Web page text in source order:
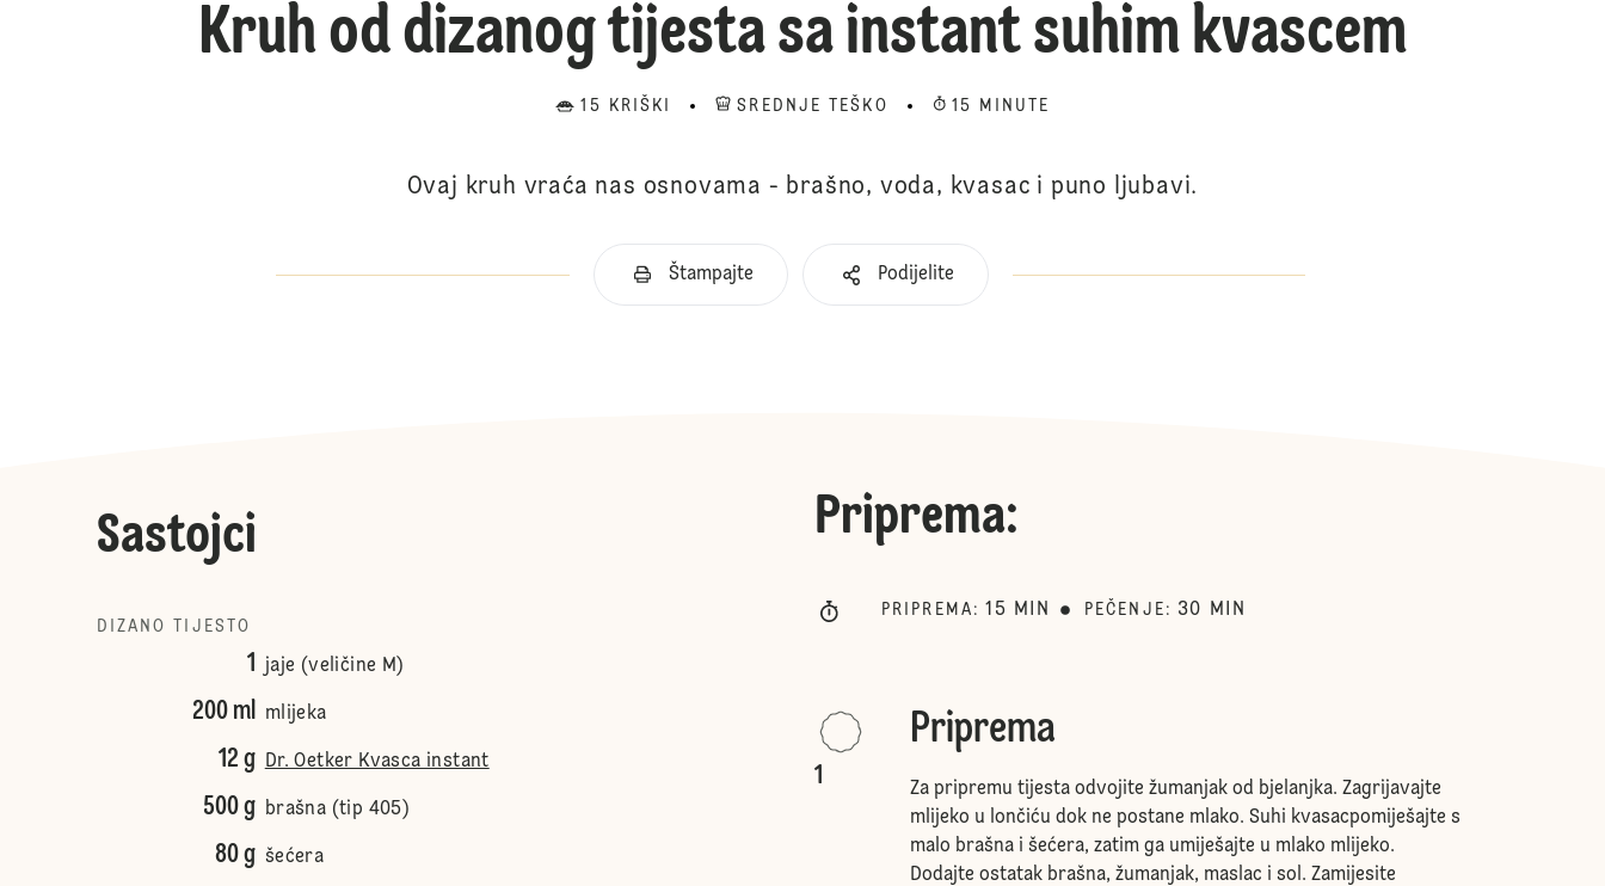
Kruh od dizanog tijesta sa instant suhim kvascem
15 KRIŠKI SREDNJE TEŠKO 15 MINUTE
Ovaj kruh vraća nas osnovama - brašno, voda, kvasac i puno ljubavi.
Štampajte Podijelite
Sastojci
DIZANO TIJESTO
1 jaje (veličine M)
200 ml mlijeka
12 g Dr. Oetker Kvasca instant
500 g brašna (tip 405)
80 g šećera
Priprema:
PRIPREMA : 15 MIN PEČENJE : 30 MIN
1
Priprema
Za pripremu tijesta odvojite žumanjak od bjelanjka. Zagrijavajte
mlijeko u lončiću dok ne postane mlako. Suhi kvasacpomiješajte s
malo brašna i šećera, zatim ga umiješajte u mlako mlijeko.
Dodajte ostatak brašna, žumanjak, maslac i sol. Zamijesite